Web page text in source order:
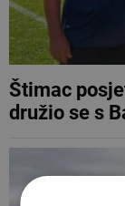
Štimac
družio se s